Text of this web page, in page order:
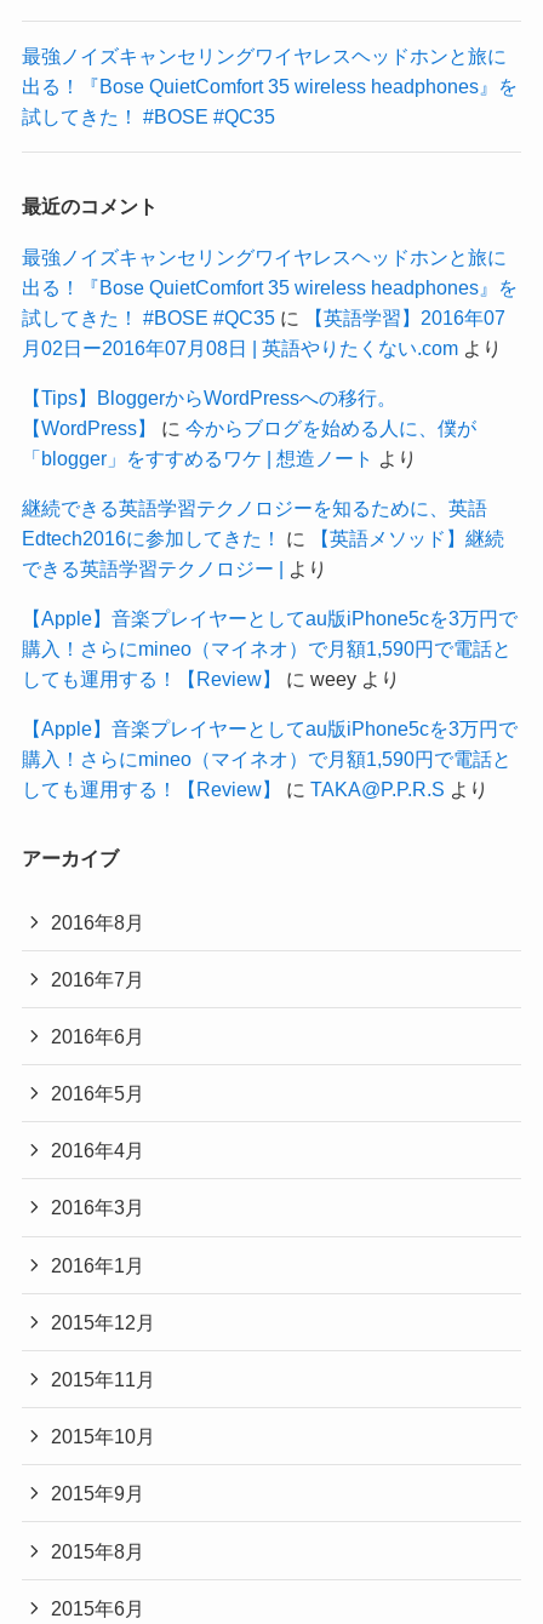
最強ノイズキャンセリングワイヤレスヘッドホンと旅に
出る！『Bose QuietComfort 35 wireless headphones』を
試してきた！ #BOSE #QC35
最近のコメント
最強ノイズキャンセリングワイヤレスヘッドホンと旅に
出る！『Bose QuietComfort 35 wireless headphones』を
試してきた！ #BOSE #QC35に
【英語学習】2016年07
月02日ー2016年07月08日 | 英語やりたくない.comより
【Tips】BloggerからWordPressへの移行。
【WordPress】
に 今からブログを始める人に、僕が
「blogger」をすすめるワケ | 想造ノート より
継続できる英語学習テクノロジーを知るために、英語
Edtech2016に参加してきた！
に
【英語メソッド】継続
できる英語学習テクノロジー | より
【Apple】音楽プレイヤーとしてau版iPhone5cを3万円で
購入！さらにmineo（マイネオ）で月額1,590円で電話と
しても運用する！【Review】
に weeyより
【Apple】音楽プレイヤーとしてau版iPhone5cを3万円で
購入！さらにmineo（マイネオ）で月額1,590円で電話と
しても運用する！【Review】
に TAKA@P.P.R.S より
アーカイブ
2016年8月
2016年7月
2016年6月
2016年5月
2016年4月
2016年3月
2016年1月
2015年12月
2015年11月
2015年10月
2015年9月
2015年8月
2015年6月